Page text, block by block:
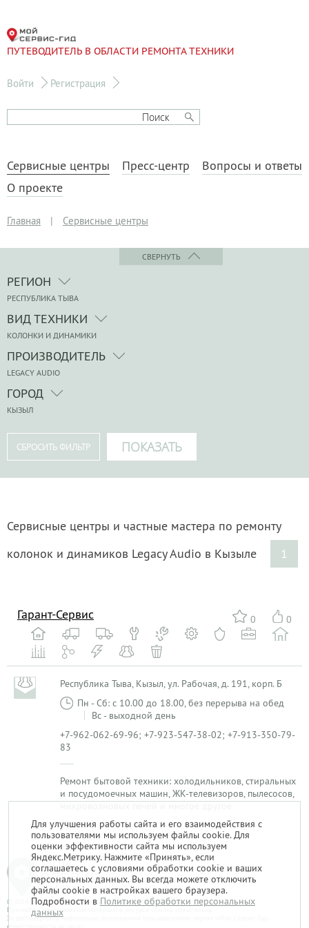
ПУТЕВОДИТЕЛЬ В ОБЛАСТИ РЕМОНТА ТЕХНИКИ
Войти Регистрация
Сервисные центры Пресс-центр
Вопросы и ответы
О проекте
Главная | Сервисные центры
СВЕРНУТЬ
РЕГИОН
РЕСПУБЛИКА ТЫВА
ВИД ТЕХНИКИ
КОЛОНКИ И ДИНАМИКИ
ПРОИЗВОДИТЕЛЬ
LEGACY AUDIO
ГОРОД
КЫЗЫЛ
Сервисные центры и частные мастера по ремонту
колонок и динамиков Legacy Audio в Кызыле
1
0 0
Гарант-Сервис
Республика Тыва, Кызыл, ул. Рабочая, д. 191, корп. Б
Пн - Сб: с 10.00 до 18.00, без перерыва на обед
Вс - выходной день
+7-962-062-69-96; +7-923-547-38-02; +7-913-350-79-
83
Ремонт бытовой техники: холодильников, стиральных
и посудомоечных машин, ЖК-телевизоров, пылесосов,
микроволновых печей и многое другое
1
© 2014-2026. «Мой Сервис-Гид» – проект группы «Текарт».
При любом использовании материалов ресурса ссылка обязательна.
За достоверность информации, размещенной пользователями, портал «Мой Сервис-Гид»
Для улучшения работы сайта и его взаимодействия с
пользователями мы используем файлы cookie. Для
оценки эффективности сайта мы используем
Яндекс.Метрику. Нажмите «Принять», если
соглашаетесь с условиями обработки cookie и ваших
персональных данных. Вы всегда можете отключить
файлы cookie в настройках вашего браузера.
Подробности в Политике обработки персональных
данных